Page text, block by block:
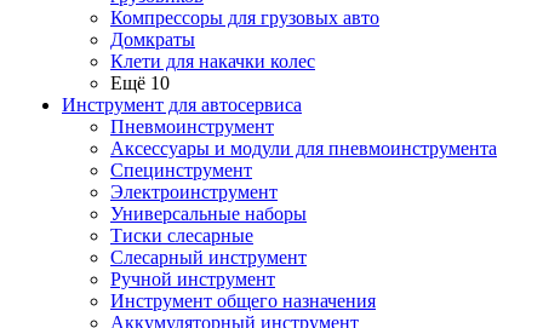
Компрессоры для грузовых авто
Домкраты
Клети для накачки колес
Ещё 10
Инструмент для автосервиса
Пневмоинструмент
Аксессуары и модули для пневмоинструмента
Специнструмент
Электроинструмент
Универсальные наборы
Тиски слесарные
Слесарный инструмент
Ручной инструмент
Инструмент общего назначения
Аккумуляторный инструмент